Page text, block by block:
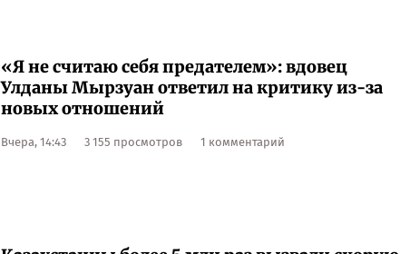
«Я не считаю себя предателем»: вдовец
Улданы Мырзуан ответил на критику из-за
новых отношений
Вчера, 14:43 3 155 просмотров 1 комментарий